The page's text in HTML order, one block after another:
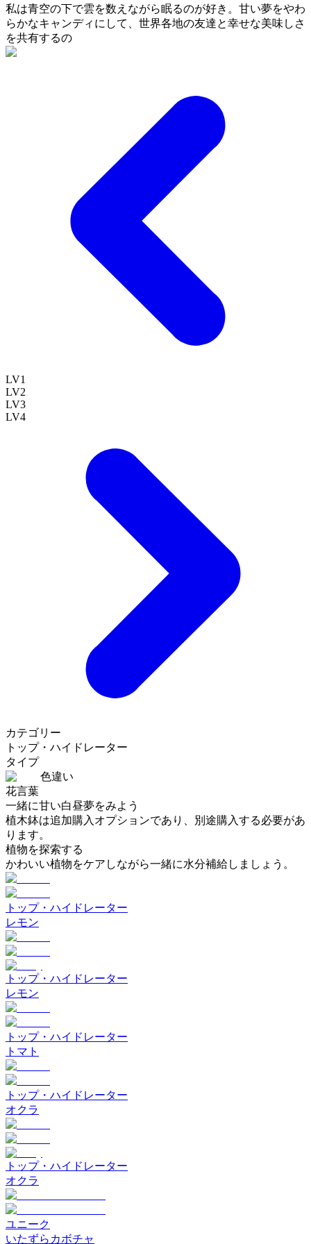
私は青空の下で雲を数えながら眠るのが好き。甘い夢をやわ
らかなキャンディにして、世界各地の友達と幸せな美味しさ
を共有するの
LV1
LV2
LV3
LV4
カテゴリー
トップ・ハイドレーター
タイプ
色違い
花言葉
一緒に甘い白昼夢をみよう
植木鉢は追加購入オプションであり、別途購入する必要があ
ります。
植物を探索する
かわいい植物をケアしながら一緒に水分補給しましょう。
トップ・ハイドレーター
レモン
トップ・ハイドレーター
レモン
トップ・ハイドレーター
トマト
トップ・ハイドレーター
オクラ
トップ・ハイドレーター
オクラ
ユニーク
いたずらカボチャ